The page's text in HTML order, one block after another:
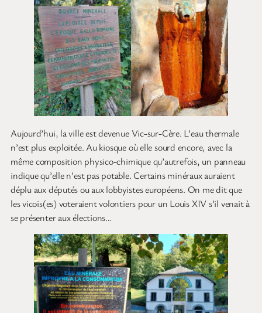
Aujourd’hui, la ville est devenue Vic-sur-Cère. L’eau thermale
n’est plus exploitée. Au kiosque où elle sourd encore, avec la
même composition physico-chimique qu’autrefois, un panneau
indique qu’elle n’est pas potable. Certains minéraux auraient
déplu aux députés ou aux lobbyistes européens. On me dit que
les vicois(es) voteraient volontiers pour un Louis XIV s’il venait à
se présenter aux élections…